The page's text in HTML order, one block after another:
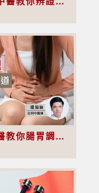
消化不良別輕忽：中醫教你腸胃調理之道